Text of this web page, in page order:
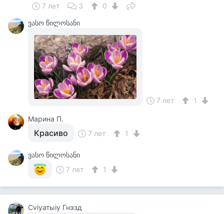
7 лет 3
0
ვასო წილოსანი
7 лет 1
Марина П.
Красиво 7 лет 1
ვასო წილოსანი
7 лет
1
Cviyатыiy Гнэзд